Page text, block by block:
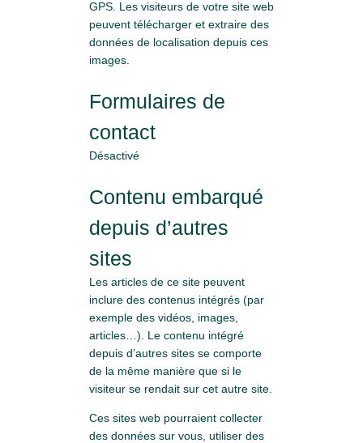
GPS. Les visiteurs de votre site web
peuvent télécharger et extraire des
données de localisation depuis ces
images.
Formulaires de
contact
Désactivé
Contenu embarqué
depuis d’autres
sites
Les articles de ce site peuvent
inclure des contenus intégrés (par
exemple des vidéos, images,
articles…). Le contenu intégré
depuis d’autres sites se comporte
de la même manière que si le
visiteur se rendait sur cet autre site.
Ces sites web pourraient collecter
des données sur vous, utiliser des